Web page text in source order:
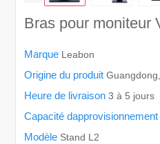
Bras pour moniteur
Marque Leabon
Origine du produit
Heure de livraison3 à 5 jours
Capacité dapprovisionnement
Modèle Stand L2